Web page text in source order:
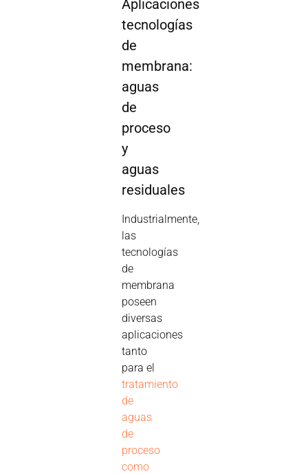
Aplicaciones
tecnologías
de
membrana:
aguas
de
proceso
y
aguas
residuales
Industrialmente,
las
tecnologías
de
membrana
poseen
diversas
aplicaciones
tanto
para el
tratamiento
de
aguas
de
proceso
como